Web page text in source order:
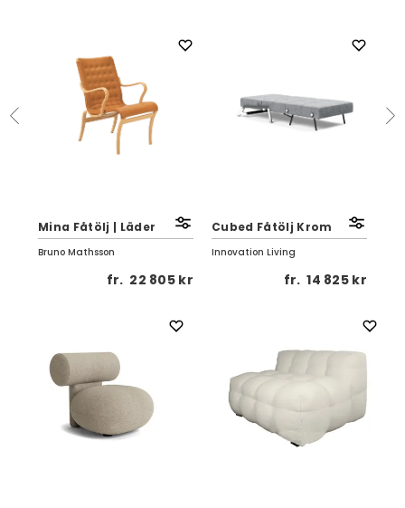
Mina Fåtölj | Läder
Bruno Mathsson
fr. 22 805 kr
Cubed Fåtölj Krom
Innovation Living
fr. 14 825 kr